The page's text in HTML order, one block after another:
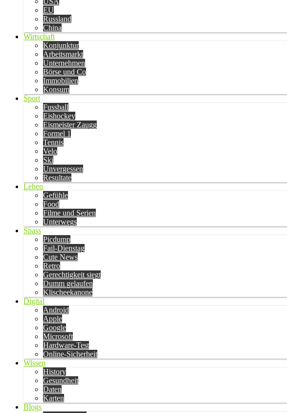
EU
Russland
China
Wirtschaft
Konjunktur
Arbeitsmarkt
Unternehmen
Börse und Co
Immobilien
Konsum
Sport
Fussball
Eishockey
Eismeister Zaugg
Formel 1
Tennis
Velo
Ski
Unvergessen
Resultate
Leben
Gefühle
Food
Filme und Serien
Unterwegs
Spass
Picdump
Fail-Dienstag
Cute News
Retro
Gerechtigkeit siegt
Dumm gelaufen
Klischeekanone
Digital
Android
Apple
Google
Microsoft
Hardware-Test
Online-Sicherheit
Wissen
History
Gesundheit
Daten
Karten
Blogs